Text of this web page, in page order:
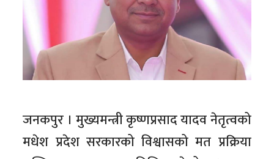
जनकपुर । मुख्यमन्त्री कृष्णप्रसाद यादव नेतृत्वको
मधेश प्रदेश सरकारको विश्वासको मत प्रक्रिया